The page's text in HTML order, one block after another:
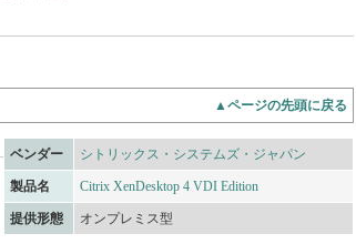
▲ページの先頭に戻る
ベンダー シトリックス・システムズ・ジャパン
製品名 Citrix XenDesktop 4 VDI Edition
提供形態 オンプレミス型